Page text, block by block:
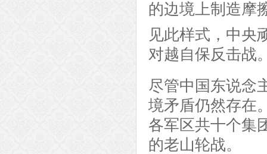
的边境上制造摩
见此样式，中央
对越自保反击战
尽管中国东说念
境矛盾仍然存在
各军区共十个集
的老山轮战。